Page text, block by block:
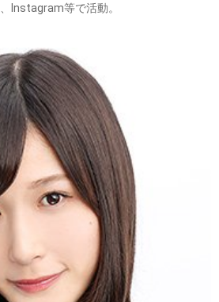
Instagram等で活動。